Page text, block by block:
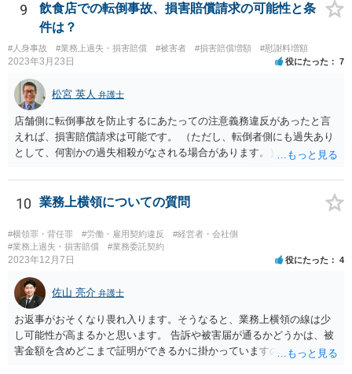
労働時間性が認められる場合、少なくとも最低賃金分で計算した額を
請求することなどが考えられます。 これらのことは一般論であり、
本件にどうあてはまるのかは具体的な事情を詳しく聞かないと判断で
きないことですので、一度弁護士に相談されてもよいかと思います。
9
飲食店での転倒事故、損害賠償請求の可能性と条
件は？
#人身事故 #業務上過失・損害賠償 #被害者 #損害賠償増額 #慰謝料増額
2023年3月23日 役にたった 7
松宮 英人 弁護士
店舗側に転倒事故を防止するにあたっての注意義務違反があったと言
えれば、損害賠償請求は可能です。 （ただし、転倒者側にも過失あり
として、何割かの過失相殺がなされる場合があります。） 注意義務違
床材等の性質、清掃により濡れるなどしてどの程度滑りやすくなって
いたか（清掃の仕方）、当日の天候、店内の混雑具合や客の動線、店
員による注意喚起の有無、過去に同様の事故があったか否か…などな
ど、様々な要素を見ていく必要があります。 一度弁護士にご相談され
ることをオススメします。 なお、治療費も損害賠償に含まれますが、
慰謝料など、具体的な損害賠償算定の仕方についても、ご相談なさる
とよいと思います。 お大事になさってください。
10 業務上横領についての質問
#横領罪・背任罪 #労働・雇用契約違反
#経営者・会社側
#業務上過失・損害賠償
#業務委託契約
2023年12月7日 役にたった 4
佐山 亮介 弁護士
お返事がおそくなり畏れ入ります。そうなると、業務上横領の線は少
し可能性が高まるかと思います。 告訴や被害届が通るかどうかは、被
害金額を含めどこまで証明ができるかに掛かっていますので、一度直